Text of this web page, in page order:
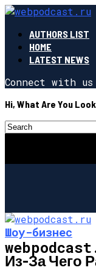
AUTHORS LIST
HOME
LATEST NEWS
Connect with us
Hi, What Are You
Шоу-бизнес
Из-За Чего